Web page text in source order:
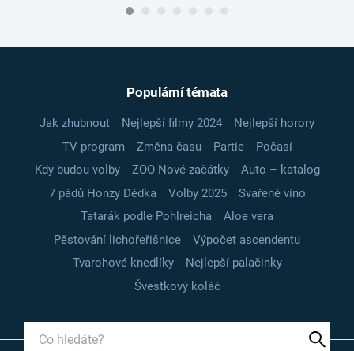
Populární témata
Jak zhubnout Nejlepší filmy 2024
Nejlepší horory
TV program
Změna času Partie
Počasí
Kdy budou volby
ZOO Nové začátky
Auto – katalog
7 pádů Honzy Dědka
Volby 2025
Svařené víno
Tatarák podle Pohlreicha
Aloe vera
Pěstování lichořeřišnice
Výpočet ascendentu
Tvarohové knedlíky
Nejlepší palačinky
Švestkový koláč